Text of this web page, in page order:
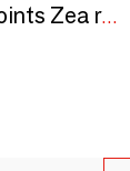
Galette de chaise 36 points Zea recyclée Naturel 38 x 38 x 3 cm